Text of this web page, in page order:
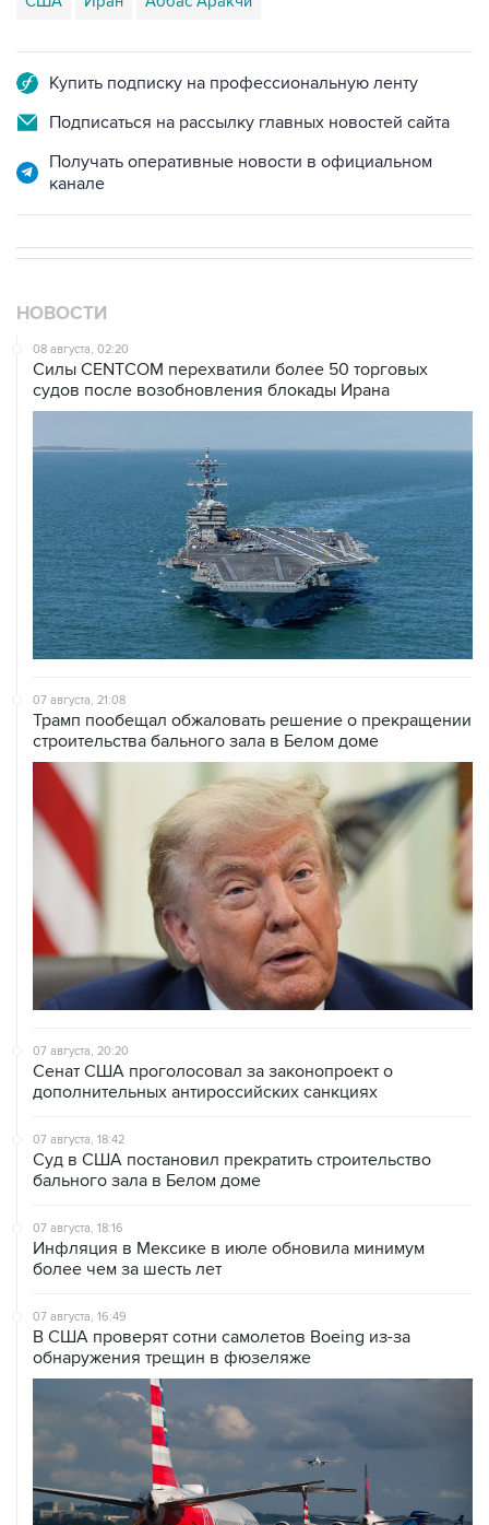
Купить подписку на профессиональную ленту
Подписаться на рассылку главных новостей сайта
Получать оперативные новости в официальном
канале
НОВОСТИ
08 августа, 02:20
Силы CENTCOM перехватили более 50 торговых
судов после возобновления блокады Ирана
07 августа, 21:08
Трамп пообещал обжаловать решение о прекращении
строительства бального зала в Белом доме
07 августа, 20:20
Сенат США проголосовал за законопроект о
дополнительных антироссийских санкциях
07 августа, 18:42
Суд в США постановил прекратить строительство
бального зала в Белом доме
07 августа, 18:16
Инфляция в Мексике в июле обновила минимум
более чем за шесть лет
07 августа, 16:49
В США проверят сотни самолетов Boeing из-за
обнаружения трещин в фюзеляже